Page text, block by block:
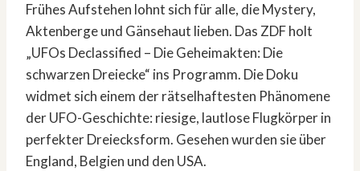
Frühes Aufstehen lohnt sich für alle, die Mystery,
Aktenberge und Gänsehaut lieben. Das ZDF holt
„UFOs Declassified – Die Geheimakten: Die
schwarzen Dreiecke“ ins Programm. Die Doku
widmet sich einem der rätselhaftesten Phänomene
der UFO-Geschichte: riesige, lautlose Flugkörper in
perfekter Dreiecksform. Gesehen wurden sie über
England, Belgien und den USA.